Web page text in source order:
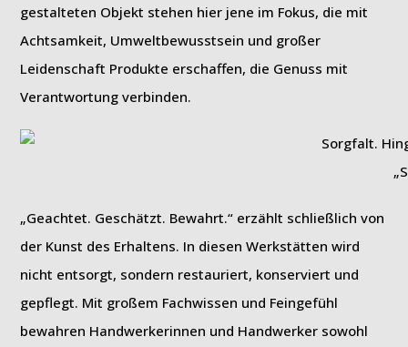
gestalteten Objekt stehen hier jene im Fokus, die mit
Achtsamkeit, Umweltbewusstsein und großer
Leidenschaft Produkte erschaffen, die Genuss mit
Verantwortung verbinden.
„Geachtet. Geschätzt. Bewahrt.“ erzählt schließlich von
der Kunst des Erhaltens. In diesen Werkstätten wird
nicht entsorgt, sondern restauriert, konserviert und
gepflegt. Mit großem Fachwissen und Feingefühl
bewahren Handwerkerinnen und Handwerker sowohl